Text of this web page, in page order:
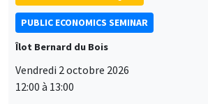
PUBLIC ECONOMICS SEMINAR
Îlot Bernard du Bois
Vendredi 2 octobre 2026
12:00 à 13:00